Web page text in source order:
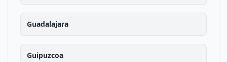
Guadalajara
Guipuzcoa